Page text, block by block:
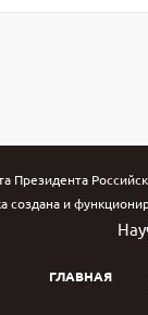
Президента
создана и
ГЛАВНАЯ